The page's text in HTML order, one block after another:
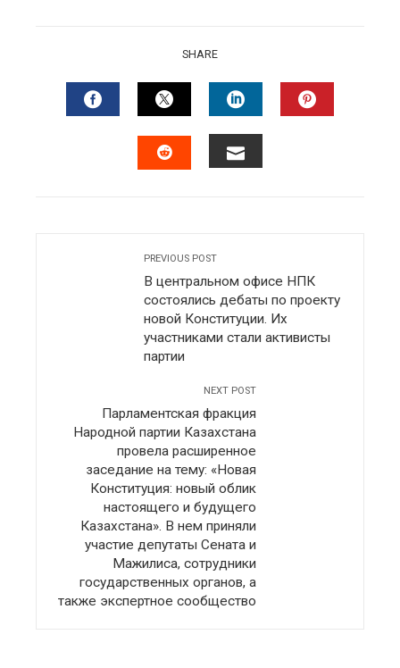
SHARE
FACEBOOKTWITTERLINKEDIN
PREVIOUS POST
В центральном офисе НПК
состоялись дебаты по проекту
новой Конституции. Их
участниками стали активисты
партии
NEXT POST
Парламентская фракция
Народной партии Казахстана
провела расширенное
заседание на тему: «Новая
Конституция: новый облик
настоящего и будущего
Казахстана». В нем приняли
участие депутаты Сената и
Мажилиса, сотрудники
государственных органов, а
также экспертное сообщество